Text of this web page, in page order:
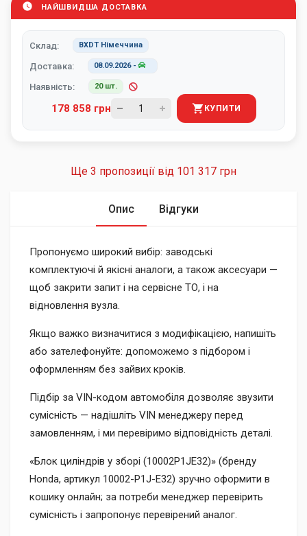
НАЙШВИДША ДОСТАВКА
Склад: BXDT Німеччина
Доставка: 08.09.2026-
Наявність: 20 шт.
178 858 грн КУПИТИ
Ще 3 пропозиції від 101 317 грн
Опис Відгуки
Пропонуємо широкий вибір: заводські
комплектуючі й якісні аналоги, а також аксесуари —
щоб закрити запит і на сервісне ТО, і на
відновлення вузла.
Якщо важко визначитися з модифікацією, напишіть
або зателефонуйте: допоможемо з підбором і
оформленням без зайвих кроків.
Підбір за VIN-кодом автомобіля дозволяє звузити
сумісність — надішліть VIN менеджеру перед
замовленням, і ми перевіримо відповідність деталі.
«Блок циліндрів у зборі (10002P1JE32)» (бренду
Honda, артикул 10002-P1J-E32) зручно оформити в
кошику онлайн; за потреби менеджер перевірить
сумісність і запропонує перевірений аналог.